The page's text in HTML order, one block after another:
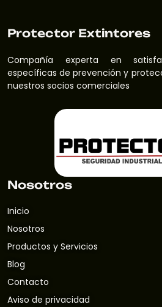
Protector Extintores
Compañía experta en
específicas de prevención y
nuestros socios comerciales
Nosotros
Inicio
Nosotros
Productos y Servicios
Blog
Contacto
Aviso de privacidad